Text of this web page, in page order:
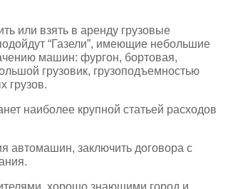
или взять в аренду грузовые
“Газели”, имеющие небольшие
машин: фургон, бортовая,
грузовик, грузоподъемностью
грузов.
наиболее крупной статьей расходов
автомашин, заключить договора с
хорошо знающими город и